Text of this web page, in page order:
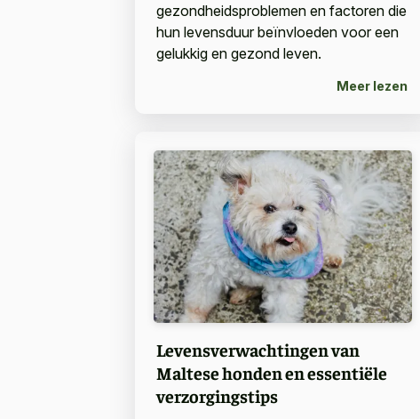
gezondheidsproblemen en factoren die
hun levensduur beïnvloeden voor een
gelukkig en gezond leven.
Meer lezen
Levensverwachtingen van
Maltese honden en essentiële
verzorgingstips